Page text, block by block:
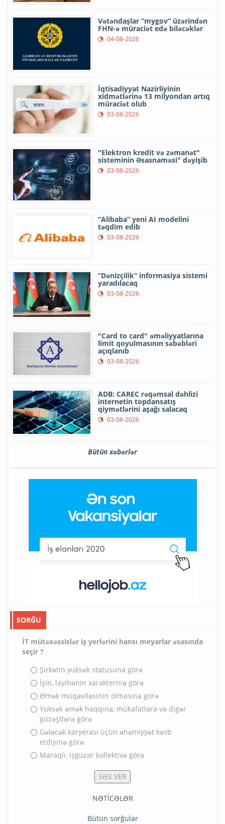
Vətəndaşlar “mygov” üzərindən
FHN-ə müraciət edə biləcəklər
04-08-2026
İqtisadiyyat Nazirliyinin
xidmətlərinə 13 milyondan artıq
müraciət olub
03-08-2026
"Elektron kredit və zəmanət"
sisteminin Əsasnaməsi" dəyişib
03-08-2026
“Alibaba” yeni AI modelini
təqdim edib
03-08-2026
“Dənizçilik” informasiya sistemi
yaradılacaq
03-08-2026
"Card to card" əməliyyatlarına
limit qoyulmasının səbəbləri
açıqlanıb
03-08-2026
ADB: CAREC rəqəmsal dəhlizi
internetin topdansatış
qiymətlərini aşağı salacaq
03-08-2026
Bütün xəbərlər
SORĞU
İT mütəxəssislər iş yerlərini hansı meyarlar əsasında
seçir ?
Şirkətin yüksək statusuna görə
İşin, layihənin xarakterinə görə
Əmək müqaviləsinin olmasına görə
Yüksək əmək haqqına, mükafatlara və digər
güzəştlərə görə
Gələcək karyerası üçün əhəmiyyət kəsb
etdiyinə görə
Maraqlı, işgüzar kollektivə görə
NƏTİCƏLƏR
Bütün sorğular